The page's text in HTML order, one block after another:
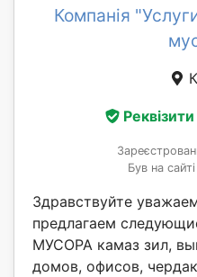
Компанія
Був на
Здравствуйте
предлагаем
МУСОРА камаз зил,
домов, офисов,